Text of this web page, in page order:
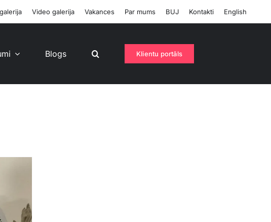
Video galerija Vakances Par mums BUJ Kontakti English
Blogs Klientu portāls